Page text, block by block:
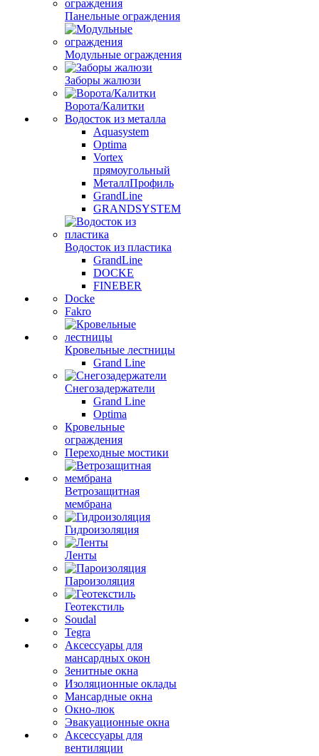
Панельные ограждения
Модульные ограждения
Заборы жалюзи
Ворота/Калитки
Водосток из металла
Aquasystem
Optima
Vortex
прямоугольный
МеталлПрофиль
GrandLine
GRANDSYSTEM
Водосток из пластика
GrandLine
DOCKE
FINEBER
Docke
Fakro
Кровельные лестницы
Grand Line
Снегозадержатели
Grand Line
Optima
Кровельные
ограждения
Переходные мостики
Ветрозащитная
мембрана
Гидроизоляция
Ленты
Пароизоляция
Геотекстиль
Soudal
Tegra
Аксессуары для
мансардных окон
Зенитные окна
Изоляционные оклады
Мансардные окна
Окно-люк
Эвакуационные окна
Аксессуары для
вентиляции